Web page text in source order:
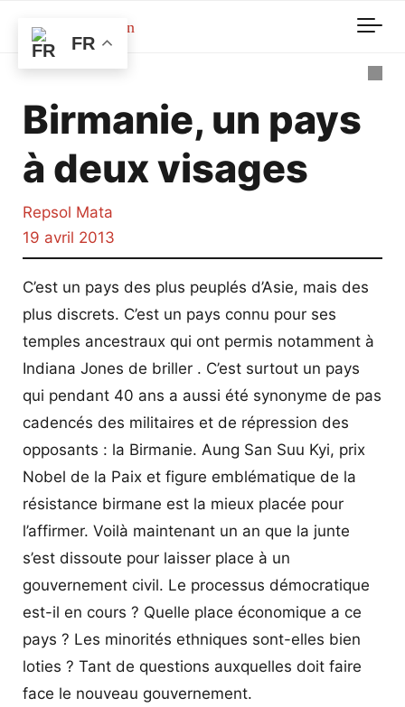
Birmanie, un pays
à deux visages
Repsol Mata
19 avril 2013
C’est un pays des plus peuplés d’Asie, mais des
plus discrets. C’est un pays connu pour ses
temples ancestraux qui ont permis notamment à
Indiana Jones de briller . C’est surtout un pays
qui pendant 40 ans a aussi été synonyme de pas
cadencés des militaires et de répression des
opposants : la Birmanie. Aung San Suu Kyi, prix
Nobel de la Paix et figure emblématique de la
résistance birmane est la mieux placée pour
l’affirmer. Voilà maintenant un an que la junte
s’est dissoute pour laisser place à un
gouvernement civil. Le processus démocratique
est-il en cours ? Quelle place économique a ce
pays ? Les minorités ethniques sont-elles bien
loties ? Tant de questions auxquelles doit faire
face le nouveau gouvernement.
FR